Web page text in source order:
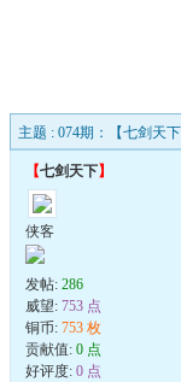
主题 : 074期：【七剑天
【七剑天下】
侠客
发帖: 286
威望: 753 点
铜币: 753 枚
贡献值: 0 点
好评度: 0 点